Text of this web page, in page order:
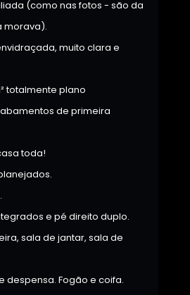
(como nas fotos - são da
morava).
muito clara e
totalmente plano
de primeira
toda!
e pé direito duplo.
sala de jantar, sala de
despensa. Fogão e coifa.